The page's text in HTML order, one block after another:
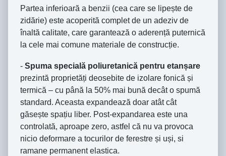
Partea inferioară a benzii (cea care se lipește de
zidărie) este acoperită complet de un adeziv de
înaltă calitate, care garantează o aderență puternică
la cele mai comune materiale de construcție.
- Spuma specială poliuretanică pentru etanșare
prezintă proprietăți deosebite de izolare fonică și
termică – cu până la 50% mai bună decât o spumă
standard. Aceasta expandează doar atât cât
găsește spațiu liber. Post-expandarea este una
controlată, aproape zero, astfel că nu va provoca
nicio deformare a tocurilor de ferestre și uși, si
ramane permanent elastica.